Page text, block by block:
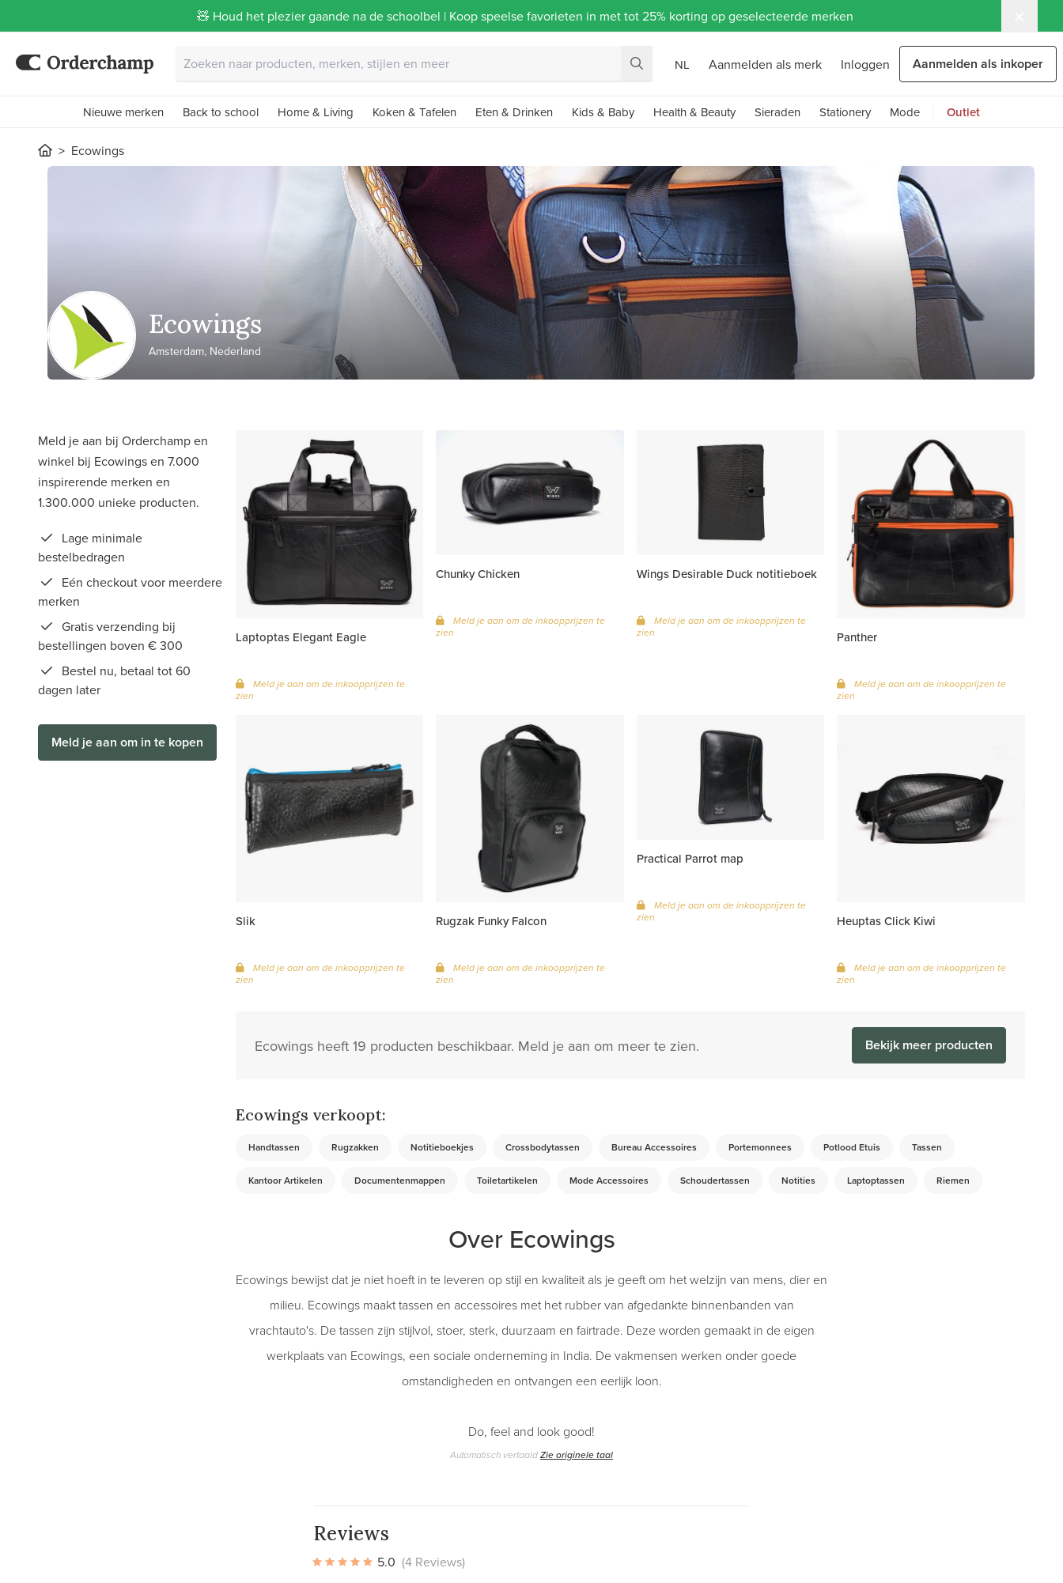
🧸 Houd het plezier gaande na de schoolbel | Koop speelse favorieten in met tot 25% korting op geselecteerde merken
NL Aanmelden als merk Inloggen Aanmelden als inkoper
Nieuwe merken Back to school Home & Living Koken & Tafelen Eten & Drinken Kids & Baby Health & Beauty Sieraden Stationery Mode Outlet
Ecowings
Ecowings
Amsterdam, Nederland
Meld je aan bij Orderchamp en
winkel bij Ecowings en 7.000
inspirerende merken en
1.300.000 unieke producten.
Lage minimale
bestelbedragen
Eén checkout voor meerdere
merken
Gratis verzending bij
bestellingen boven € 300
Bestel nu, betaal tot 60
dagen later
Meld je aan om in te kopen
Laptoptas Elegant Eagle
Meld je aan om de inkoopprijzen te
zien
Chunky Chicken
Meld je aan om de inkoopprijzen te
zien
Wings Desirable Duck notitieboek
Meld je aan om de inkoopprijzen te
zien
Panther
Meld je aan om de inkoopprijzen te
zien
Slik
Meld je aan om de inkoopprijzen te
zien
Rugzak Funky Falcon
Meld je aan om de inkoopprijzen te
zien
Practical Parrot map
Meld je aan om de inkoopprijzen te
zien
Heuptas Click Kiwi
Meld je aan om de inkoopprijzen te
zien
Ecowings heeft 19 producten beschikbaar. Meld je aan om meer te zien. Bekijk meer producten
Ecowings verkoopt:
Handtassen Rugzakken Notitieboekjes Crossbodytassen Bureau Accessoires Portemonnees Potlood Etuis Tassen
Kantoor Artikelen Documentenmappen Toiletartikelen Mode Accessoires Schoudertassen Notities Laptoptassen Riemen
Over Ecowings
Ecowings bewijst dat je niet hoeft in te leveren op stijl en kwaliteit als je geeft om het welzijn van mens, dier en
milieu. Ecowings maakt tassen en accessoires met het rubber van afgedankte binnenbanden van
vrachtauto's. De tassen zijn stijlvol, stoer, sterk, duurzaam en fairtrade. Deze worden gemaakt in de eigen
werkplaats van Ecowings, een sociale onderneming in India. De vakmensen werken onder goede
omstandigheden en ontvangen een eerlijk loon.
Do, feel and look good!
Automatisch vertaaldZie originele taal
Reviews
5.0 (4 Reviews)